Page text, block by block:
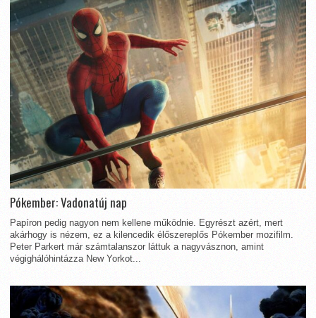
Pókember: Vadonatúj nap
Papíron pedig nagyon nem kellene működnie. Egyrészt azért, mert
akárhogy is nézem, ez a kilencedik élőszereplős Pókember mozifilm.
Peter Parkert már számtalanszor láttuk a nagyvásznon, amint
végighálóhintázza New Yorkot...